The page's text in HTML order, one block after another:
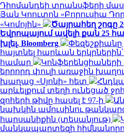
Դիոմանդեի տրանսֆերի
Յան Կոուտոն «Բորուսիա
«Կոմոյին»
Ծայրահեղ շոգը
Եվրոպայում ավելի քան 25
խլել. Bloomberg
Փեզեշքիանը
հայտնել հարևան
համար
երրորդ փուլի առաջին
խաղաց «Սյոնի» հետ
արևելքում տեղի ունեցած
զոհերի թիվը հասել է 97-ի
նախկին ամուսինու
հարսանիքին (տեսանյութ)
մանկապարտեզի